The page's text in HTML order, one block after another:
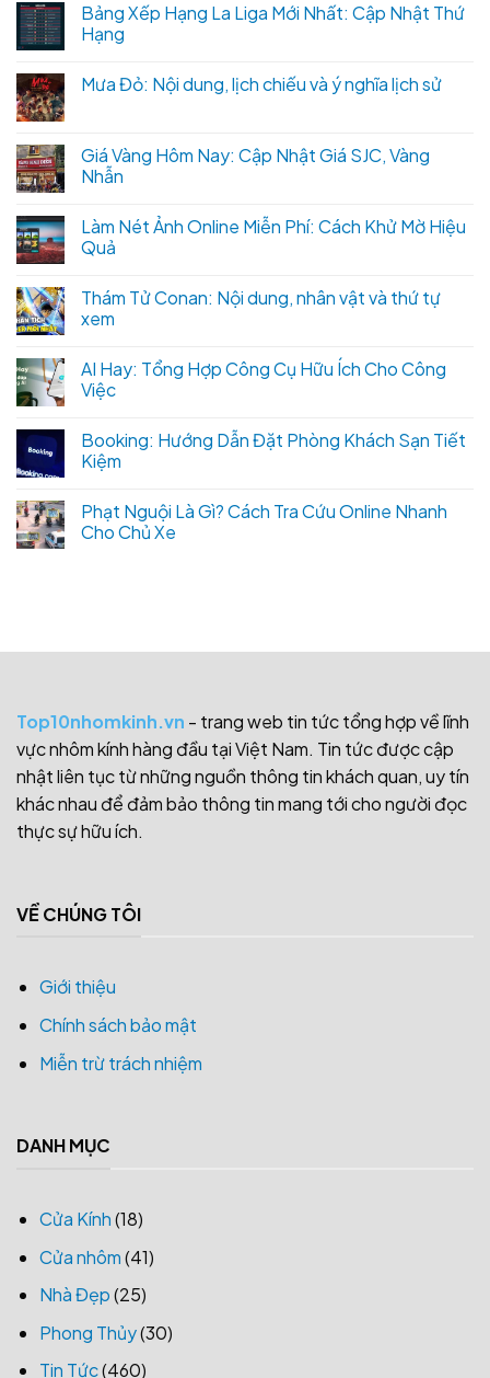
Bảng Xếp Hạng La Liga Mới Nhất: Cập Nhật Thứ
Hạng
Mưa Đỏ: Nội dung, lịch chiếu và ý nghĩa lịch sử
Giá Vàng Hôm Nay: Cập Nhật Giá SJC, Vàng
Nhẫn
Làm Nét Ảnh Online Miễn Phí: Cách Khử Mờ Hiệu
Quả
Thám Tử Conan: Nội dung, nhân vật và thứ tự
xem
AI Hay: Tổng Hợp Công Cụ Hữu Ích Cho Công
Việc
Booking: Hướng Dẫn Đặt Phòng Khách Sạn Tiết
Kiệm
Phạt Nguội Là Gì? Cách Tra Cứu Online Nhanh
Cho Chủ Xe
Top10nhomkinh.vn - trang web tin tức tổng hợp về lĩnh
vực nhôm kính hàng đầu tại Việt Nam. Tin tức được cập
nhật liên tục từ những nguồn thông tin khách quan, uy tín
khác nhau để đảm bảo thông tin mang tới cho người đọc
thực sự hữu ích.
VỀ CHÚNG TÔI
Giới thiệu
Chính sách bảo mật
Miễn trừ trách nhiệm
DANH MỤC
Cửa Kính(18)
Cửa nhôm(41)
Nhà Đẹp(25)
Phong Thủy(30)
Tin Tức(460)